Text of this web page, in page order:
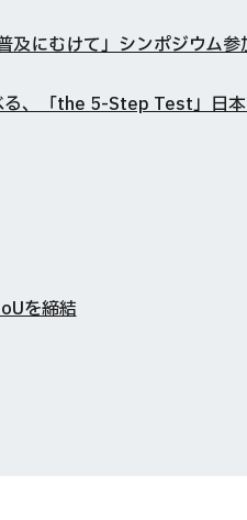
にむけて」シンポジウム
、「the 5-Step Test」日
を締結